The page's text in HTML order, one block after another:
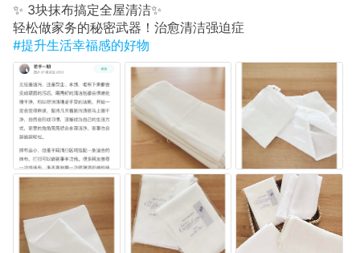
✨ 3块抹布搞定全屋清洁✨
轻松做家务的秘密武器！治愈清洁强迫症
#提升生活幸福感的好物